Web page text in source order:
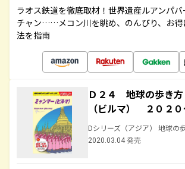
ラオス鉄道を徹底取材！世界遺産ルアンパ
チャン……メコン川を眺め、のんびり、お得
法を指南
Ｄ２４ 地球の歩き
（ビルマ） ２０２
Dシリーズ（アジア） 地球の
2020.03.04 発売